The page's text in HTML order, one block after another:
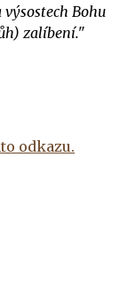
Bohu
zalíbení."
odkazu.